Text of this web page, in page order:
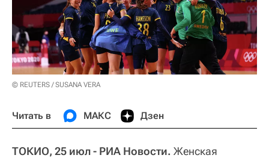
© REUTERS / SUSANA VERA
Читать в МАКС Дзен
ТОКИО, 25 июл - РИА Новости. Женская